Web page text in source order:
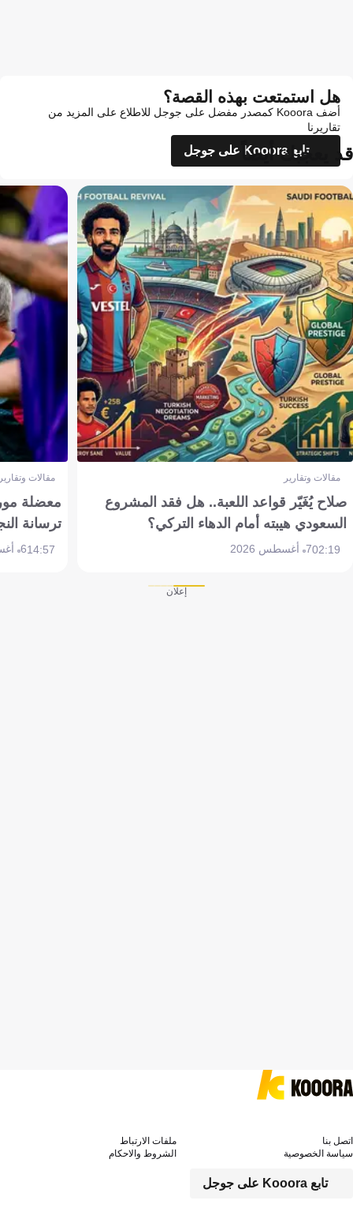
هل استمتعت بهذه القصة؟
أضف Kooora كمصدر مفضل على جوجل للاطلاع على المزيد من
تقاريرنا
تابع Kooora على جوجل
قد يعجبك أيضاً
مقالات وتقارير
صلاح يُغَيّر قواعد اللعبة.. هل فقد المشروع
السعودي هيبته أمام الدهاء التركي؟
02:197 أغسطس 2026
مقالات
معضلة
ترسانة
14:576 أغسطس 2026
إعلان
تابع Kooora على جوجل
اتصل بنا
ملفات الارتباط
سياسة الخصوصية
الشروط والاحكام